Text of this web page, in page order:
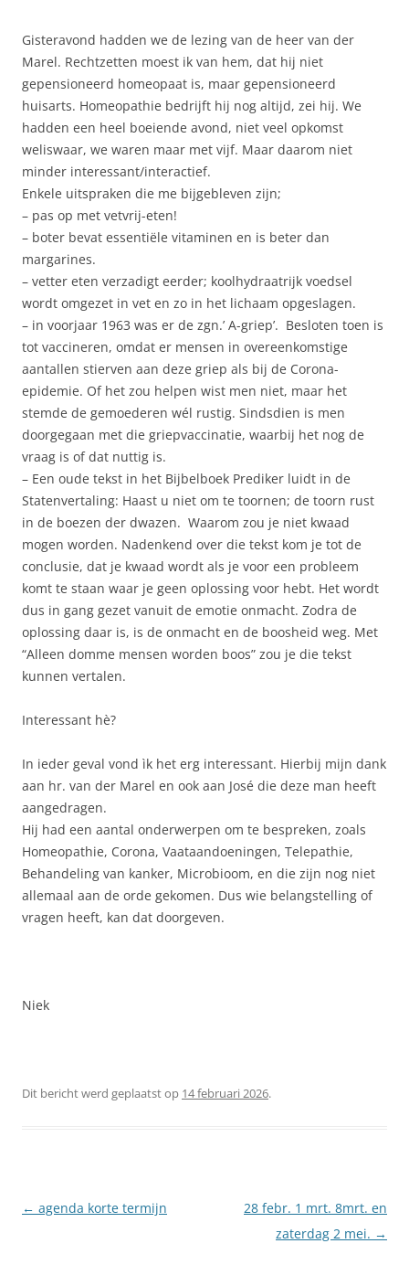
Gisteravond hadden we de lezing van de heer van der
Marel. Rechtzetten moest ik van hem, dat hij niet
gepensioneerd homeopaat is, maar gepensioneerd
huisarts. Homeopathie bedrijft hij nog altijd, zei hij. We
hadden een heel boeiende avond, niet veel opkomst
weliswaar, we waren maar met vijf. Maar daarom niet
minder interessant/interactief.
Enkele uitspraken die me bijgebleven zijn;
– pas op met vetvrij-eten!
– boter bevat essentiële vitaminen en is beter dan
margarines.
– vetter eten verzadigt eerder; koolhydraatrijk voedsel
wordt omgezet in vet en zo in het lichaam opgeslagen.
– in voorjaar 1963 was er de zgn.’ A-griep’. Besloten toen is
tot vaccineren, omdat er mensen in overeenkomstige
aantallen stierven aan deze griep als bij de Corona-
epidemie. Of het zou helpen wist men niet, maar het
stemde de gemoederen wél rustig. Sindsdien is men
doorgegaan met die griepvaccinatie, waarbij het nog de
vraag is of dat nuttig is.
– Een oude tekst in het Bijbelboek Prediker luidt in de
Statenvertaling: Haast u niet om te toornen; de toorn rust
in de boezen der dwazen. Waarom zou je niet kwaad
mogen worden. Nadenkend over die tekst kom je tot de
conclusie, dat je kwaad wordt als je voor een probleem
komt te staan waar je geen oplossing voor hebt. Het wordt
dus in gang gezet vanuit de emotie onmacht. Zodra de
oplossing daar is, is de onmacht en de boosheid weg. Met
“Alleen domme mensen worden boos” zou je die tekst
kunnen vertalen.
Interessant hè?
In ieder geval vond ìk het erg interessant. Hierbij mijn dank
aan hr. van der Marel en ook aan José die deze man heeft
aangedragen.
Hij had een aantal onderwerpen om te bespreken, zoals
Homeopathie, Corona, Vaataandoeningen, Telepathie,
Behandeling van kanker, Microbioom, en die zijn nog niet
allemaal aan de orde gekomen. Dus wie belangstelling of
vragen heeft, kan dat doorgeven.
Niek
Dit bericht werd geplaatst op 14 februari 2026.
Berichtnavigatie
← agenda korte termijn
28 febr. 1 mrt. 8mrt. en
zaterdag 2 mei. →